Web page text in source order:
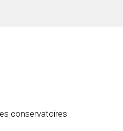
conservatoires